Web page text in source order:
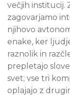
večjih institucij.
zagovarjamo
njihovo
enake, ker
raznolik in
prepletajo
svet; vse tri
oplajajo z